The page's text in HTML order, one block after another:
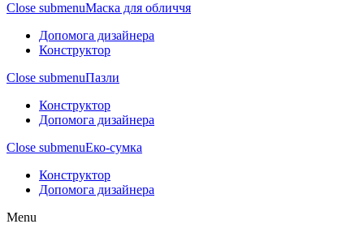
Close submenuМаска для обличчя
Допомога дизайнера
Конструктор
Close submenuПазли
Конструктор
Допомога дизайнера
Close submenuЕко-сумка
Конструктор
Допомога дизайнера
Menu